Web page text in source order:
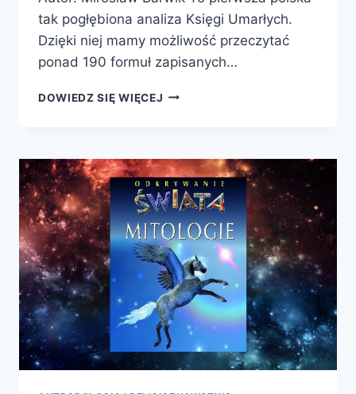
tak pogłębiona analiza Księgi Umarłych.
Dzięki niej mamy możliwość przeczytać
ponad 190 formuł zapisanych…
DOWIEDZ SIĘ WIĘCEJ KSIĘGA
TAJEMNICE
EGIPSKIEJ
KSIĘGI
UMARŁYCH